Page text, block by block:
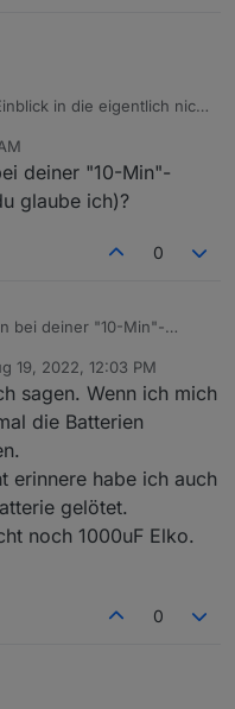
in die eigentlich nicht
es viele trockene Tage
- das letzte gestern.
Zeit keine false positives
kleine Wertanstiege auf
10%.
Minuten nach Ausfahrt
Regen ein. Ich
konnte den Mäher wieder
auf 29% und danach auf
pendelten sie
deiner "10-Min"-
glaube ich)?
0
bei deiner "10-Min"-
19, 2022, 12:03 PM
sagen. Wenn ich mich
die Batterien
erinnere habe ich auch
gelötet.
noch 1000uF Elko.
0